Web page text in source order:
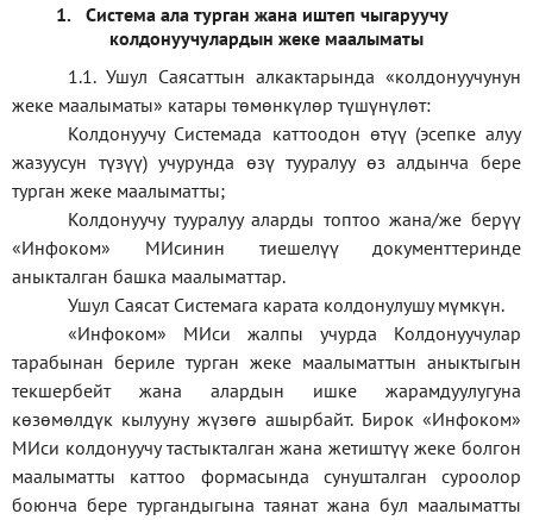
1. Система ала турган жана иштеп чыгаруучу
колдонуучулардын жеке маалыматы
1.1. Ушул Саясаттын алкактарында«колдонуучунун
жеке маалыматы» катары төмөнкүлөр түшүнүлөт:
Колдонуучу Системада каттоодон өтүү (эсепке алуу
жазуусун түзүү) учурунда өзү тууралуу өз алдынча бере
турган жеке маалыматты;
Колдонуучу тууралуу аларды топтоо жана/же берүү
«Инфоком» МИсинин тиешелүү документтеринде
аныкталган башка маалыматтар.
Ушул Саясат Системага карата колдонулушу мүмкүн.
«Инфоком» МИси жалпы учурда Колдонуучулар
тарабынан бериле турган жеке маалыматтын аныктыгын
текшербейт жана алардын ишке жарамдуулугуна
көзөмөлдүк кылууну жүзөгө ашырбайт. Бирок «Инфоком»
МИси колдонуучу тастыкталган жана жетиштүү жеке болгон
маалыматты каттоо формасында сунушталган суроолор
боюнча бере тургандыгына таянат жана бул маалыматты